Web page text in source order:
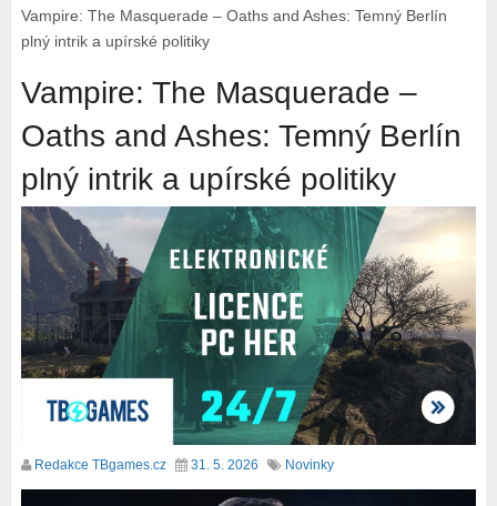
Vampire: The Masquerade – Oaths and Ashes: Temný Berlín
plný intrik a upírské politiky
Vampire: The Masquerade –
Oaths and Ashes: Temný Berlín
plný intrik a upírské politiky
Redakce TBgames.cz 31. 5. 2026 Novinky